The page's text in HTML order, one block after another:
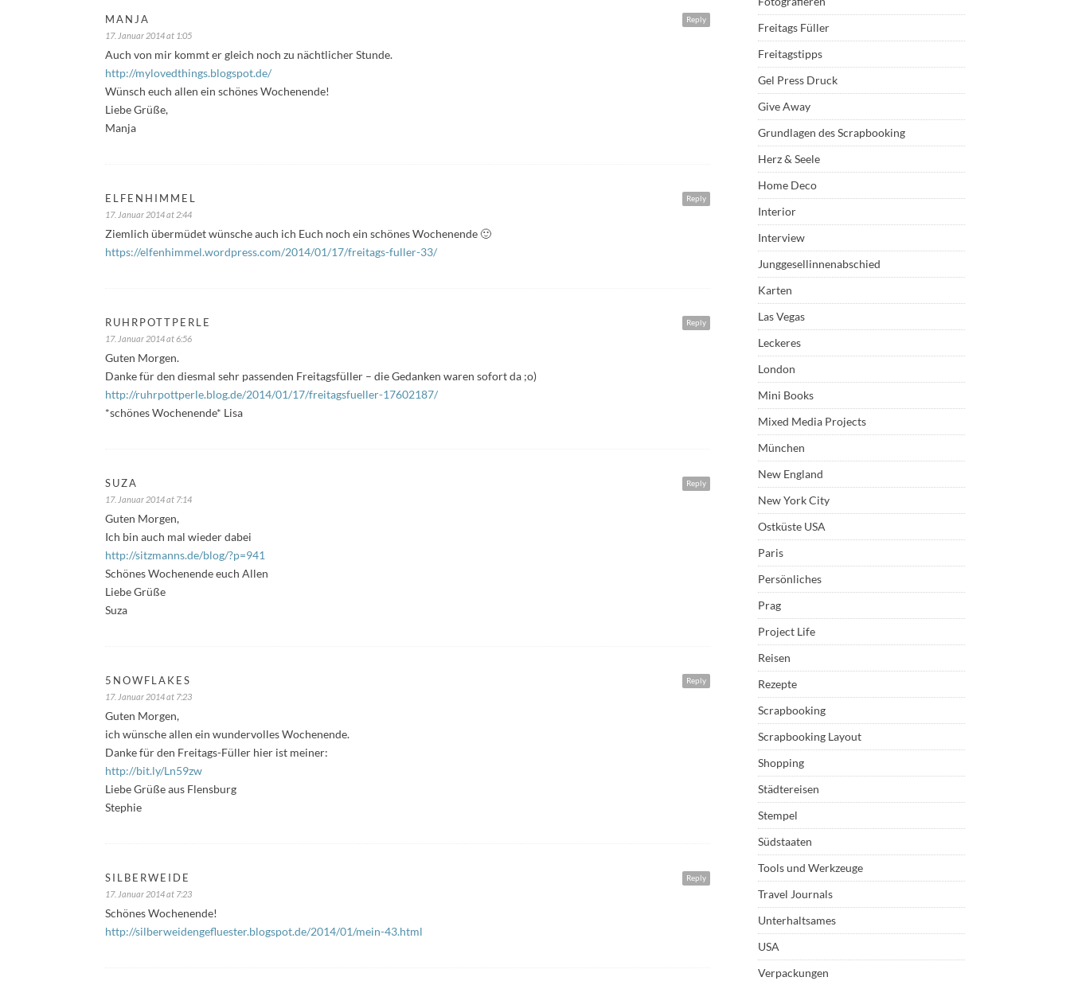
Reply
MANJA
17. Januar 2014 at 1:05
Auch von mir kommt er gleich noch zu nächtlicher Stunde.
http://mylovedthings.blogspot.de/
Wünsch euch allen ein schönes Wochenende!
Liebe Grüße,
Manja
Reply
ELFENHIMMEL
17. Januar 2014 at 2:44
Ziemlich übermüdet wünsche auch ich Euch noch ein schönes Wochenende 🙂
https://elfenhimmel.wordpress.com/2014/01/17/freitags-fuller-33/
Reply
RUHRPOTTPERLE
17. Januar 2014 at 6:56
Guten Morgen.
Danke für den diesmal sehr passenden Freitagsfüller – die Gedanken waren sofort da ;o)
http://ruhrpottperle.blog.de/2014/01/17/freitagsfueller-17602187/
*schönes Wochenende* Lisa
Reply
SUZA
17. Januar 2014 at 7:14
Guten Morgen,
Ich bin auch mal wieder dabei
http://sitzmanns.de/blog/?p=941
Schönes Wochenende euch Allen
Liebe Grüße
Suza
Reply
5NOWFLAKES
17. Januar 2014 at 7:23
Guten Morgen,
ich wünsche allen ein wundervolles Wochenende.
Danke für den Freitags-Füller hier ist meiner:
http://bit.ly/Ln59zw
Liebe Grüße aus Flensburg
Stephie
Reply
SILBERWEIDE
17. Januar 2014 at 7:23
Schönes Wochenende!
http://silberweidengefluester.blogspot.de/2014/01/mein-43.html
Freitags Füller
Freitagstipps
Gel Press Druck
Give Away
Grundlagen des Scrapbooking
Herz & Seele
Home Deco
Interior
Interview
Junggesellinnenabschied
Karten
Las Vegas
Leckeres
London
Mini Books
Mixed Media Projects
München
New England
New York City
Ostküste USA
Paris
Persönliches
Prag
Project Life
Reisen
Rezepte
Scrapbooking
Scrapbooking Layout
Shopping
Städtereisen
Stempel
Südstaaten
Tools und Werkzeuge
Travel Journals
Unterhaltsames
USA
Verpackungen